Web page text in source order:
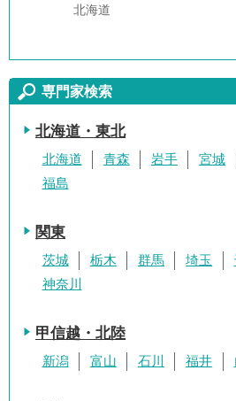
北海道
専門家検索
北海道・東北
北海道 青森 岩手 宮城
福島
関東
茨城 栃木 群馬 埼玉
神奈川
甲信越・北陸
新潟 富山 石川 福井